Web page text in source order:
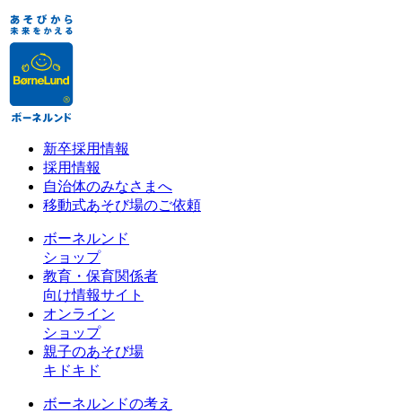
新卒採用情報
採用情報
自治体のみなさまへ
移動式あそび場のご依頼
ボーネルンド
ショップ
教育・保育関係者
向け情報サイト
オンライン
ショップ
親子のあそび場
キドキド
ボーネルンドの考え